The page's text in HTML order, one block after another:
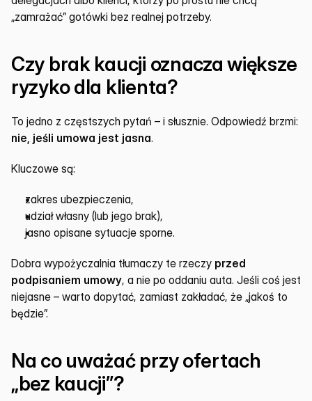
„zamrażać” gotówki bez realnej potrzeby.
Czy brak kaucji oznacza większe
ryzyko dla klienta?
nie, jeśli umowa jest jasna.
Kluczowe są:
zakres ubezpieczenia,
udział własny (lub jego brak),
jasno opisane sytuacje sporne.
Dobra wypożyczalnia tłumaczy te rzeczy przed
podpisaniem umowy, a nie po oddaniu auta. Jeśli coś jest
niejasne – warto dopytać, zamiast zakładać, że „jakoś to
będzie”.
Na co uważać przy ofertach
„bez kaucji”?